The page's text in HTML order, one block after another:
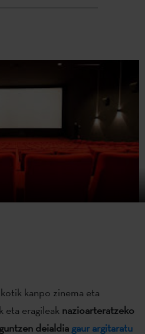
kanpo zinema eta
eta eragileak nazioarteratzeko
deialdia gaur argitaratu